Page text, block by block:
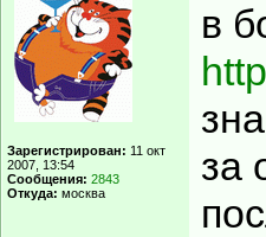
Зарегистрирован: 11 окт
2007, 13:54
Сообщения: 2843
Откуда: москва
в
за